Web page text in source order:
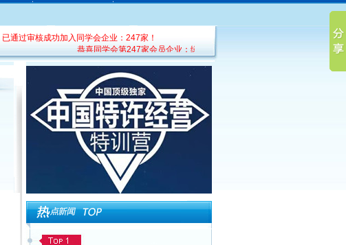
已通过审核成功加入同学会企业：247家！
恭喜同学会第247家会员企业：绿之韵生物工程集团有限公司加入！